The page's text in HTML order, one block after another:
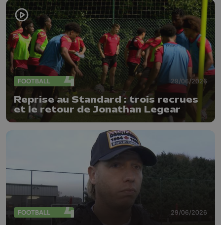
FOOTBALL 29/06/2026
Reprise au Standard : trois recrues
et le retour de Jonathan Legear
FOOTBALL 29/06/2026